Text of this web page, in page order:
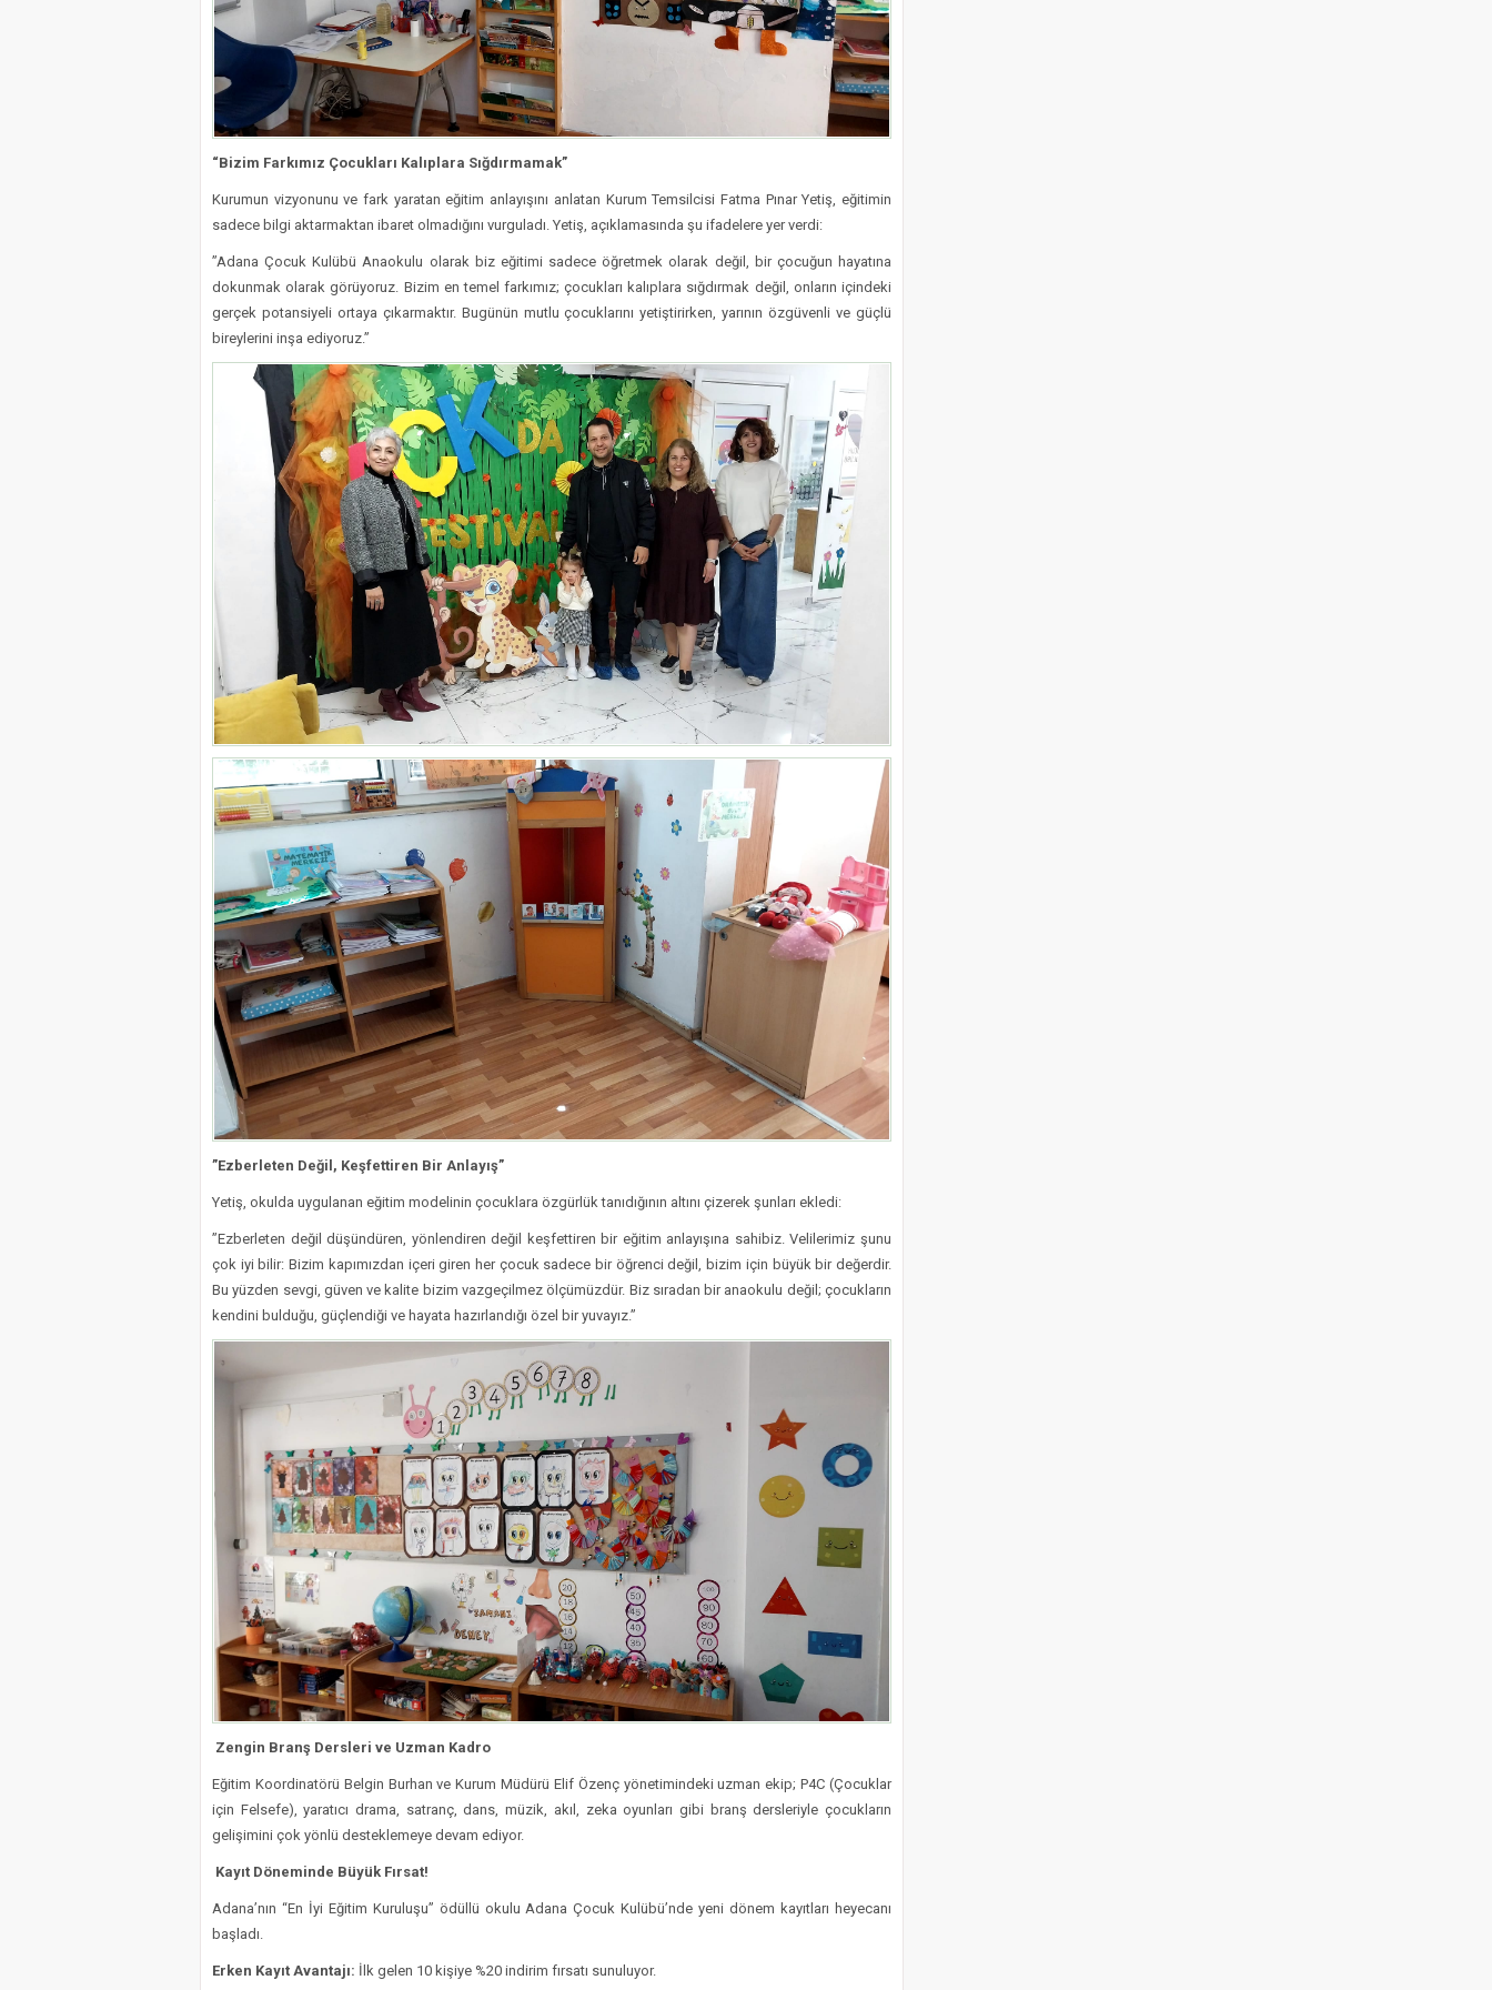
“Bizim Farkımız Çocukları Kalıplara Sığdırmamak”
Kurumun vizyonunu ve fark yaratan eğitim anlayışını anlatan Kurum Temsilcisi Fatma Pınar Yetiş, eğitimin
sadece bilgi aktarmaktan ibaret olmadığını vurguladı. Yetiş, açıklamasında şu ifadelere yer verdi:
​”Adana Çocuk Kulübü Anaokulu olarak biz eğitimi sadece öğretmek olarak değil, bir çocuğun hayatına
dokunmak olarak görüyoruz. Bizim en temel farkımız; çocukları kalıplara sığdırmak değil, onların içindeki
gerçek potansiyeli ortaya çıkarmaktır. Bugünün mutlu çocuklarını yetiştirirken, yarının özgüvenli ve güçlü
bireylerini inşa ediyoruz.”
”Ezberleten Değil, Keşfettiren Bir Anlayış”
​Yetiş, okulda uygulanan eğitim modelinin çocuklara özgürlük tanıdığının altını çizerek şunları ekledi:
​”Ezberleten değil düşündüren, yönlendiren değil keşfettiren bir eğitim anlayışına sahibiz. Velilerimiz şunu
çok iyi bilir: Bizim kapımızdan içeri giren her çocuk sadece bir öğrenci değil, bizim için büyük bir değerdir.
Bu yüzden sevgi, güven ve kalite bizim vazgeçilmez ölçümüzdür. Biz sıradan bir anaokulu değil; çocukların
kendini bulduğu, güçlendiği ve hayata hazırlandığı özel bir yuvayız.”
Zengin Branş Dersleri ve Uzman Kadro
​Eğitim Koordinatörü Belgin Burhan ve Kurum Müdürü Elif Özenç yönetimindeki uzman ekip; P4C (Çocuklar
için Felsefe), yaratıcı drama, satranç, dans, müzik, akıl, zeka oyunları gibi branş dersleriyle çocukların
gelişimini çok yönlü desteklemeye devam ediyor.
​ Kayıt Döneminde Büyük Fırsat!
​Adana’nın “En İyi Eğitim Kuruluşu” ödüllü okulu Adana Çocuk Kulübü’nde yeni dönem kayıtları heyecanı
başladı.
Erken Kayıt Avantajı: İlk gelen 10 kişiye %20 indirim fırsatı sunuluyor.​